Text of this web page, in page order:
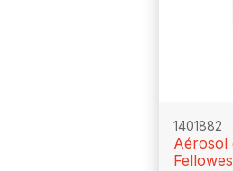
1401882
Aérosol